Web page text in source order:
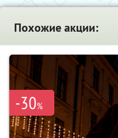
Похожие акции:
-30%